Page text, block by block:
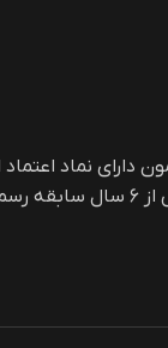
دارای نماد اعتماد
|‌